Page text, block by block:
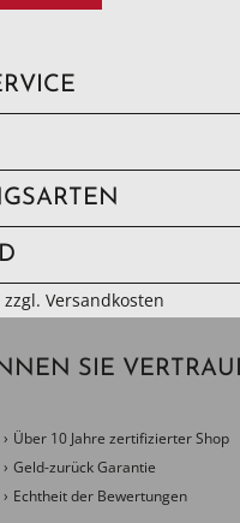
Versandkosten
SIE
Über 10 Jahre zertifizierter Shop
Geld-zurück Garantie
Echtheit der Bewertungen